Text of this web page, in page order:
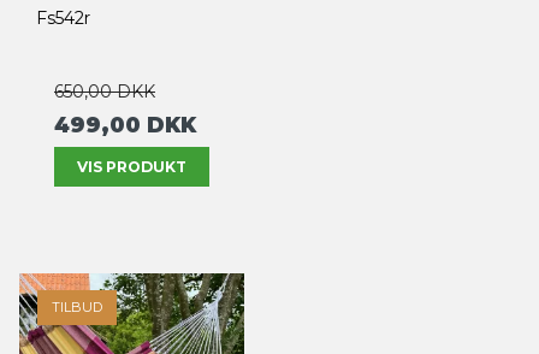
Fs542r
650,00 DKK
499,00 DKK
VIS PRODUKT
TILBUD